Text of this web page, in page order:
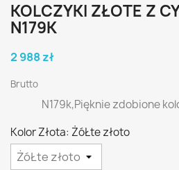
KOLCZYKI ZŁOTE Z
N179K
2 988 zł
Brutto
N179k,Pięknie zdobione
Kolor Złota: ŻóŁte złoto